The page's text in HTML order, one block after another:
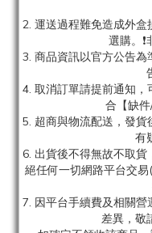
2. 運送過程難免造成外
選購。
3. 商品資訊以官方公告
4. 取消訂單請提前通知
合【缺件
5. 超商與物流配送，發
有
6. 出貨後不得無故不取
絕任何一切網路平台交
7. 因平台手續費及相關
差異，敬